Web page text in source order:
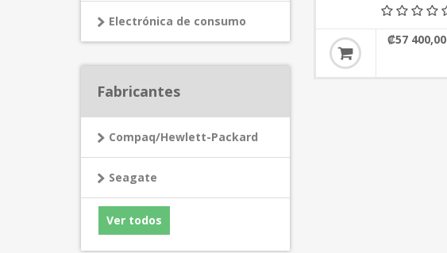
Electrónica de consumo
Fabricantes
Compaq/Hewlett-Packard
Seagate
Ver todos
₡57 400,00